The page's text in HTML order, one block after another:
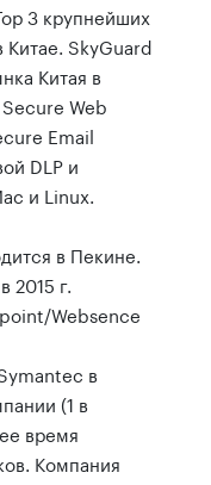
3 крупнейших
SkyGuard
Китая в
Web
Email
DLP и
и Linux.
в Пекине.
2015 г.
Websence
в
(1 в
время
Компания